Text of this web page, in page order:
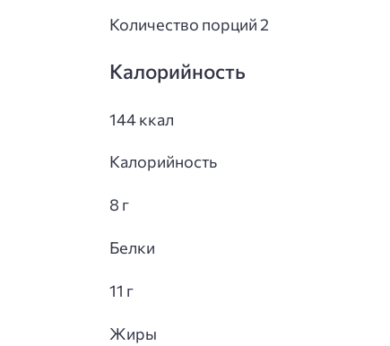
Количество порций 2
Калорийность
144 ккал
Калорийность
8 г
Белки
11 г
Жиры